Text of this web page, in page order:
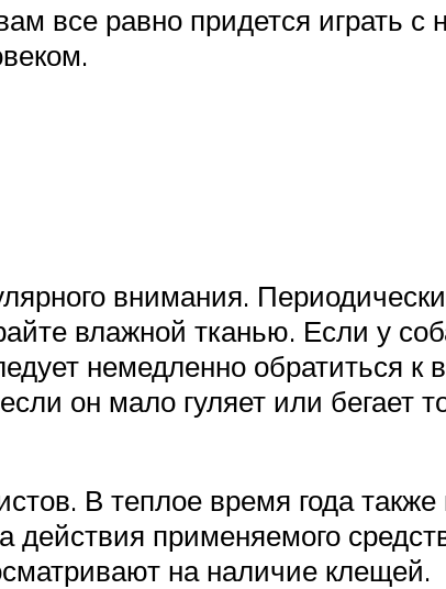
все равно придется играть с
внимания. Периодически
влажной тканью. Если у
немедленно обратиться к
он мало гуляет или бегает
В теплое время года также
действия применяемого
на наличие клещей.